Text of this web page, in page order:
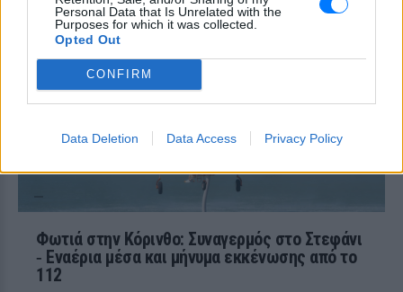
Personal Data that Is Unrelated with the
Purposes for which it was collected.
Opted Out
CONFIRM
Data Deletion Data Access Privacy Policy
Η κυβέρνηση Τραμπ δημοσίευσε την 5η
παρτίδα αποχαρακτηρισμένων αρχείων
Φωτιά στην Κόρινθο: Συναγερμός στο Στεφάνι
‑ Εναέρια μέσα και μήνυμα εκκένωσης από το
112